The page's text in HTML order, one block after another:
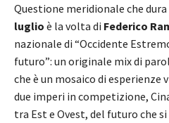
Questione meridionale che
luglio è la volta di Federico
nazionale di “Occidente
futuro”: un originale mix di
che è un mosaico di
due imperi in competizione,
tra Est e Ovest, del futuro che